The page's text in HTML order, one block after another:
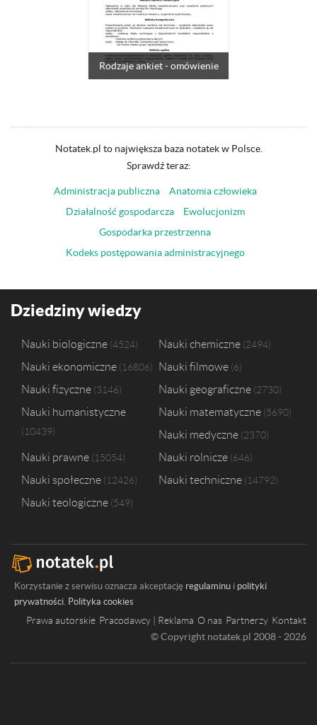
Rodzaje ankiet - omówienie
Notatek.pl to największa baza notatek w Polsce.
Sprawdź teraz:
Administracja publiczna
Anatomia człowieka
Działalność gospodarcza
Ewolucjonizm
Gospodarka przestrzenna
Kodeks postępowania administracyjnego
Dziedziny wiedzy
Nauki biologiczne 4524 Nauki chemiczne 2494
Nauki ekonomiczne 16806 Nauki filmowe 6
Nauki fizyczne 3146 Nauki geograficzne 2730
Nauki humanistyczne
10439
Nauki matematyczne 5690
Nauki medyczne 2370
Nauki prawne 15054 Nauki rolnicze 646
Nauki społeczne 12426 Nauki techniczne 14792
Nauki teologiczne 549
Korzystanie z serwisu oznacza akceptację regulaminu i polityki
prywatności. Polityka cookies
Prawa autorskie Pracodawcy | Reklama O nas Partnerzy Kontakt
© Copyright notatek.pl 2008 - 2026